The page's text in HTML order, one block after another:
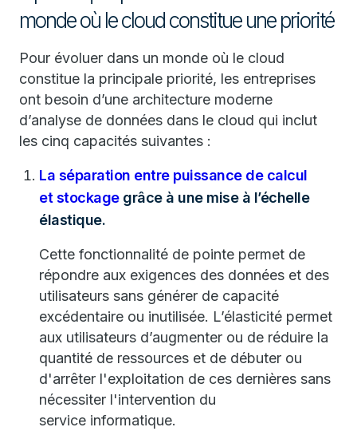
monde où le cloud constitue une priorité
Pour évoluer dans un monde où le cloud
constitue la principale priorité, les entreprises
ont besoin d’une architecture moderne
d’analyse de données dans le cloud qui inclut
les cinq capacités suivantes :
La séparation entre puissance de calcul
et stockagegrâce à une mise à l’échelle
élastique.
Cette fonctionnalité de pointe permet de
répondre aux exigences des données et des
utilisateurs sans générer de capacité
excédentaire ou inutilisée. L’élasticité permet
aux utilisateurs d’augmenter ou de réduire la
quantité de ressources et de débuter ou
d'arrêter l'exploitation de ces dernières sans
nécessiter l'intervention du
service informatique.